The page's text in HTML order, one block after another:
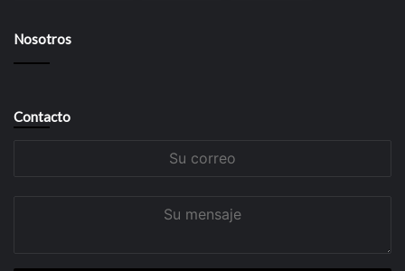
Nosotros
Contacto